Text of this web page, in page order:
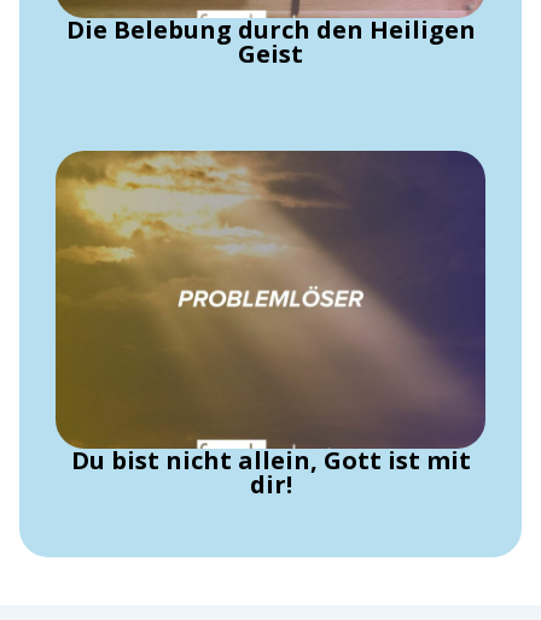
Die Belebung durch den Heiligen
Geist
Du bist nicht allein, Gott ist mit
dir!